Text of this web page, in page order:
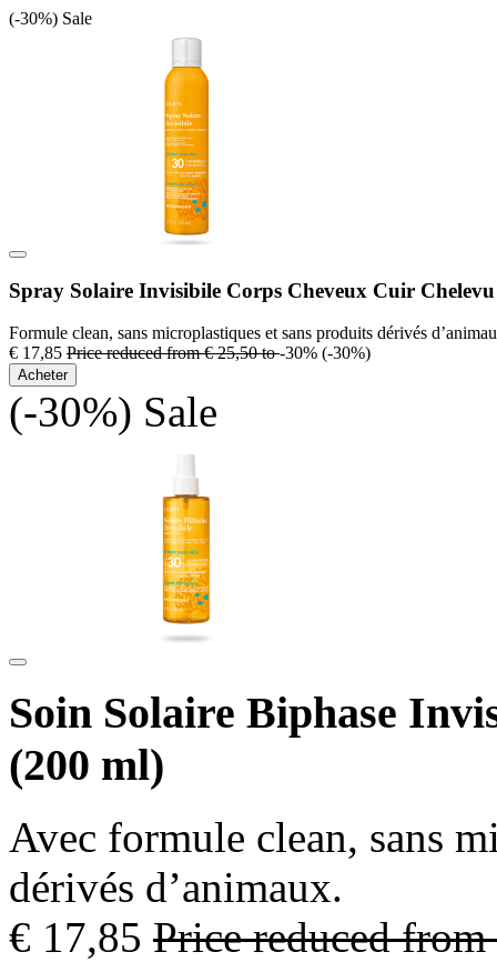
(-30%) Sale
Spray Solaire Invisibile Corps Cheveux Cuir
Formule clean, sans microplastiques et sans produits dérivés
€ 17,85 Price reduced from€ 25,50to-30% (-30%)
Acheter
(-30%) Sale
Soin Solaire Biphase
(200 ml)
Avec formule clean, sans
dérivés d’animaux.
€ 17,85 Price reduced from